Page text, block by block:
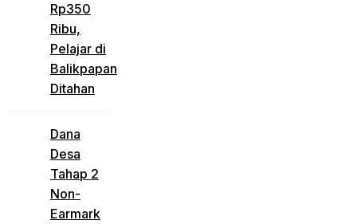
Rp350
Ribu,
Pelajar di
Balikpapan
Ditahan
Dana
Desa
Tahap 2
Non-
Earmark